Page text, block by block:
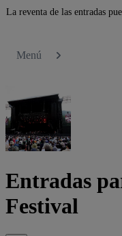
La reventa de las entradas
Menú
Entradas
Festival